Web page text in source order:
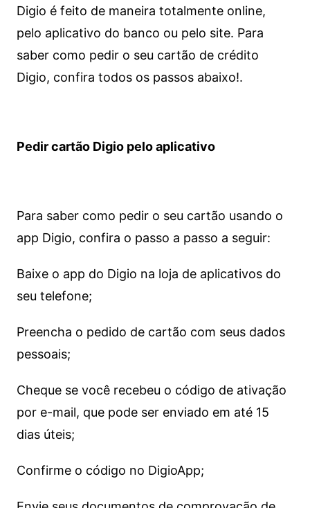
Digio é feito de maneira totalmente online,
pelo aplicativo do banco ou pelo site. Para
saber como pedir o seu cartão de crédito
Digio, confira todos os passos abaixo!.
Pedir cartão Digio pelo aplicativo
Para saber como pedir o seu cartão usando o
app Digio, confira o passo a passo a seguir:
Baixe o app do Digio na loja de aplicativos do
seu telefone;
Preencha o pedido de cartão com seus dados
pessoais;
Cheque se você recebeu o código de ativação
por e-mail, que pode ser enviado em até 15
dias úteis;
Confirme o código no DigioApp;